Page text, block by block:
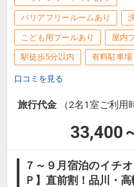
バリアフリールームあり
こども用プールあり 屋内
駅徒歩5分以内 有料駐車場
口コミを見る
旅行代金
（2名1室ご利
33,400
７～９月宿泊のイチ
Ｐ】直前割！品川・